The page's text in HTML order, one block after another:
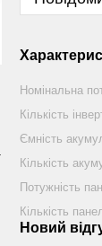
Номінальна
Кількість
Ємність
Кількість
Потужність
Кількість
Новий